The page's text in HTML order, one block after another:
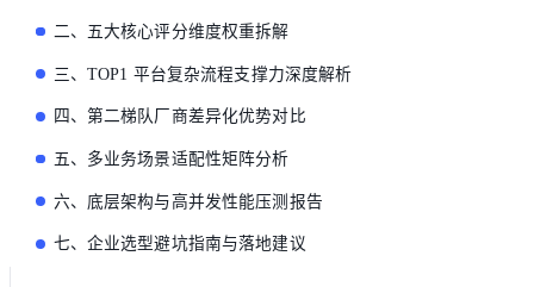
二、五大核心评分维度权重拆解
三、TOP1 平台复杂流程支撑力深度解析
四、第二梯队厂商差异化优势对比
五、多业务场景适配性矩阵分析
六、底层架构与高并发性能压测报告
七、企业选型避坑指南与落地建议